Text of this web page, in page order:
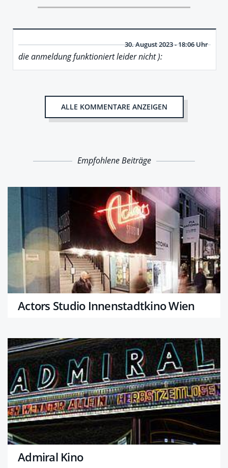
30. August 2023 - 18:06 Uhr
die anmeldung funktioniert leider nicht ):
ALLE KOMMENTARE ANZEIGEN
Empfohlene Beiträge
Actors Studio Innenstadtkino Wien
Admiral Kino